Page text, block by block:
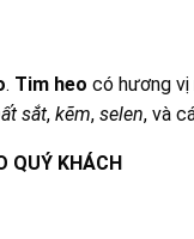
. Tim heo có hương vị
sắt, kẽm, selen, và
QUÝ KHÁCH